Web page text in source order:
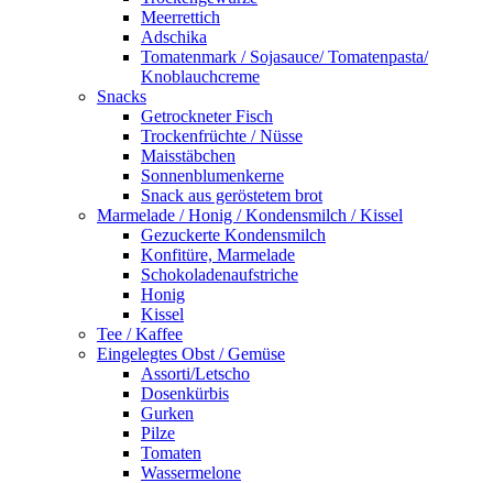
Meerrettich
Adschika
Tomatenmark / Sojasauce/ Tomatenpasta/
Knoblauchcreme
Snacks
Getrockneter Fisch
Trockenfrüchte / Nüsse
Maisstäbchen
Sonnenblumenkerne
Snack aus geröstetem brot
Marmelade / Honig / Kondensmilch / Kissel
Gezuckerte Kondensmilch
Konfitüre, Marmelade
Schokoladenaufstriche
Honig
Kissel
Tee / Kaffee
Eingelegtes Obst / Gemüse
Assorti/Letscho
Dosenkürbis
Gurken
Pilze
Tomaten
Wassermelone